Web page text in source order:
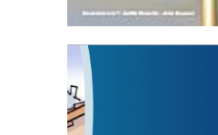
Statut de l’élu local
3 avril 2024
Mise à jour avril 2024
FEUILLETER